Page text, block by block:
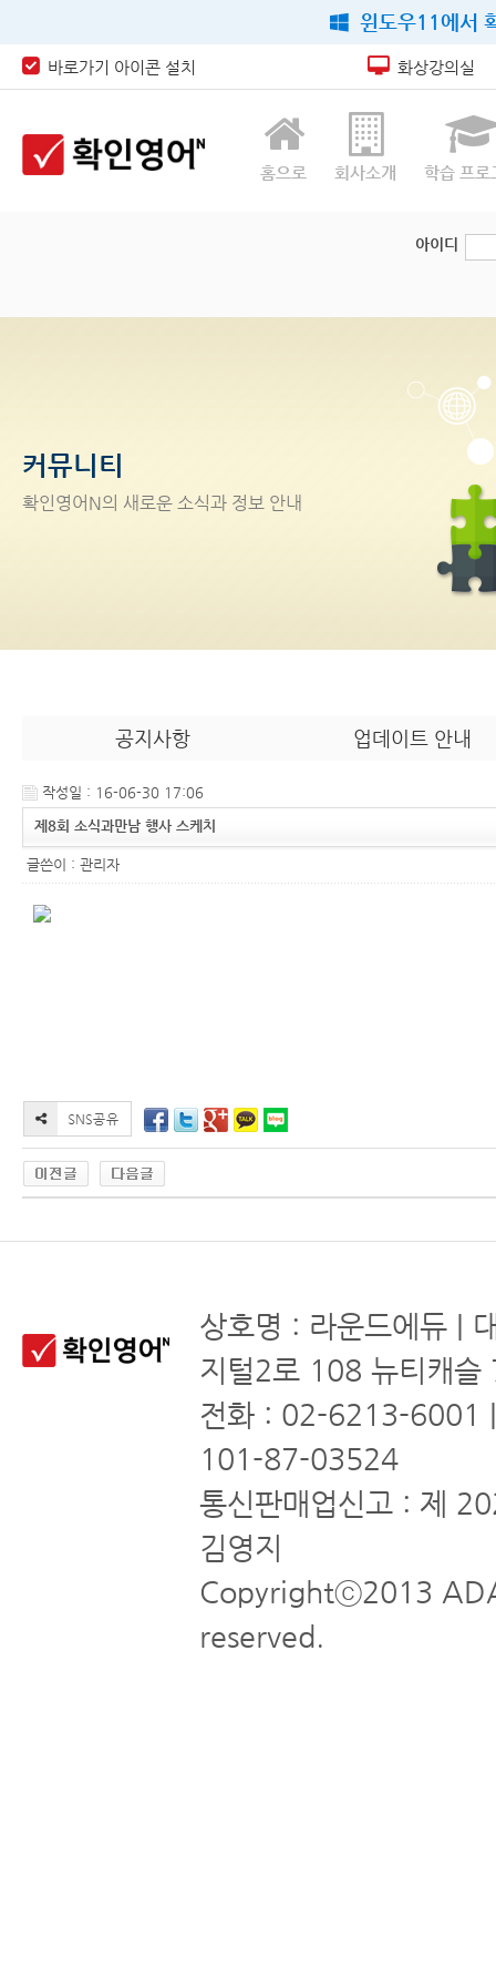
윈도우11에서
바로가기 아이콘 설치 화상강의실
홈으로 회사소개 학습 프로
아이디
커뮤니티
확인영어 N의 새로운 소식과 정보 안내
공지사항 업데이트 안내
작성일 : 16-06-30 17:06
제8회 소식과만남 행사 스케치
글쓴이 : 관리자
상호명 : 라운드에듀 |
지털2로 108 뉴티캐슬
전화 : 02-6213-6001
101-87-03524
통신판매업신고 : 제
김영지
Copyrightⓒ2013
reserved.